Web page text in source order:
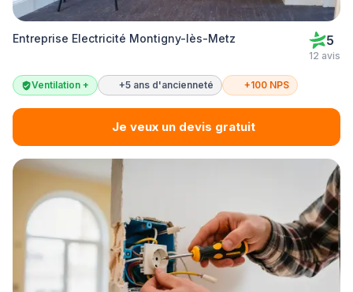
Entreprise Electricité Montigny-lès-Metz 5
12 avis
Ventilation + +5 ans d'ancienneté +100 NPS
Je veux un devis gratuit